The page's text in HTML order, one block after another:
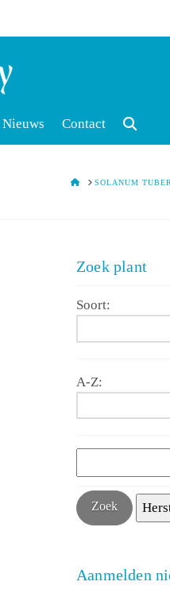
Nieuws Contact
HOMESOLANUM
Zoek plant
Soort:
A-Z:
Aanmelden